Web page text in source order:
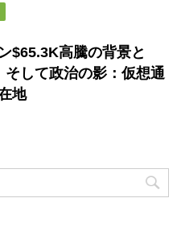
$65.3K高騰の背景と
そして政治の影：仮想通
地